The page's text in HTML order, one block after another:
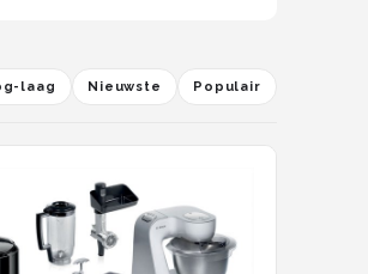
laag Nieuwste Populair